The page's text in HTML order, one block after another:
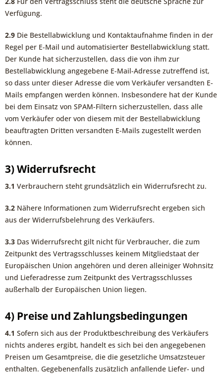
Verfügung.
2.9 Die Bestellabwicklung und Kontaktaufnahme finden in der
Regel per E-Mail und automatisierter Bestellabwicklung statt.
Der Kunde hat sicherzustellen, dass die von ihm zur
Bestellabwicklung angegebene E-Mail-Adresse zutreffend ist,
so dass unter dieser Adresse die vom Verkäufer versandten E-
Mails empfangen werden können. Insbesondere hat der Kunde
bei dem Einsatz von SPAM-Filtern sicherzustellen, dass alle
vom Verkäufer oder von diesem mit der Bestellabwicklung
beauftragten Dritten versandten E-Mails zugestellt werden
können.
3) Widerrufsrecht
3.1 Verbrauchern steht grundsätzlich ein Widerrufsrecht zu.
3.2 Nähere Informationen zum Widerrufsrecht ergeben sich
aus der Widerrufsbelehrung des Verkäufers.
3.3 Das Widerrufsrecht gilt nicht für Verbraucher, die zum
Zeitpunkt des Vertragsschlusses keinem Mitgliedstaat der
Europäischen Union angehören und deren alleiniger Wohnsitz
und Lieferadresse zum Zeitpunkt des Vertragsschlusses
außerhalb der Europäischen Union liegen.
4) Preise und Zahlungsbedingungen
4.1 Sofern sich aus der Produktbeschreibung des Verkäufers
nichts anderes ergibt, handelt es sich bei den angegebenen
Preisen um Gesamtpreise, die die gesetzliche Umsatzsteuer
enthalten. Gegebenenfalls zusätzlich anfallende Liefer- und